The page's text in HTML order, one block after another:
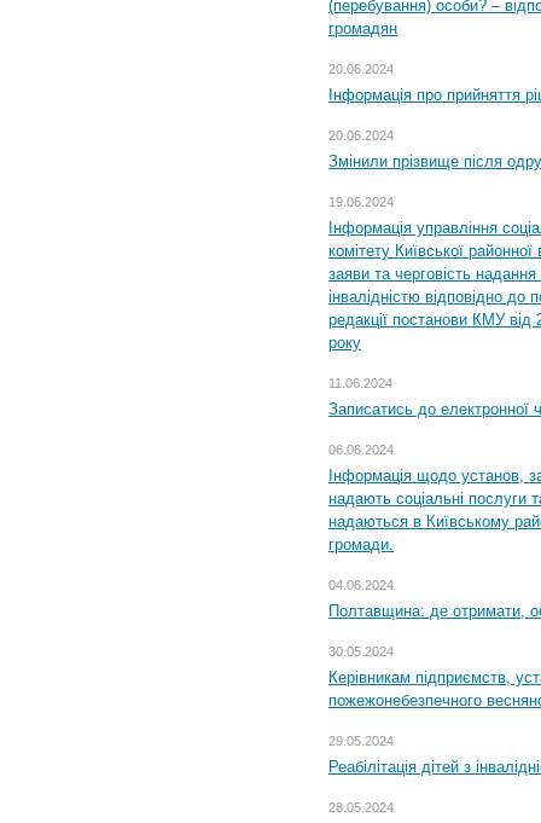
(перебування) особи? –
громадян
20.06.2024
Інформація про прийняття
20.06.2024
Змінили прізвище після
19.06.2024
Інформація управління
комітету Київської
заяви та черговість надання
інвалідністю відповідно
редакції постанови КМУ
року
11.06.2024
Записатись до електронної
06.06.2024
Інформація щодо установ,
надають соціальні послуги
надаються в Київському
громади.
04.06.2024
Полтавщина: де отримати,
30.05.2024
Керівникам підприємств,
пожежонебезпечного
29.05.2024
Реабілітація дітей з
28.05.2024